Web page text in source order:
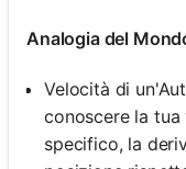
Analogia del
Velocità di
conoscere la
specifico, la